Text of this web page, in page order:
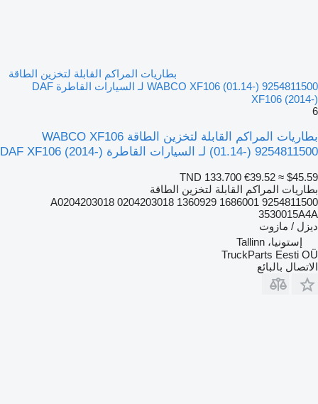
بطاريات المراكم القابلة لتخزين الطاقة
WABCO XF106 (01.14-) 9254811500 لـ السيارات القاطرة DAF
XF106 (2014-)
6
بطاريات المراكم القابلة لتخزين الطاقة WABCO XF106
(01.14-) 9254811500 لـ السيارات القاطرة DAF XF106 (2014-)
TND 133.700 €39.52 ≈ $45.59
بطاريات المراكم القابلة لتخزين الطاقة
9254811500 1686001 1360929 A0204203018 0204203018
3530015A4A
ديزل / مازوت
إستونيا، Tallinn
TruckParts Eesti OÜ
الاتصال بالبائع